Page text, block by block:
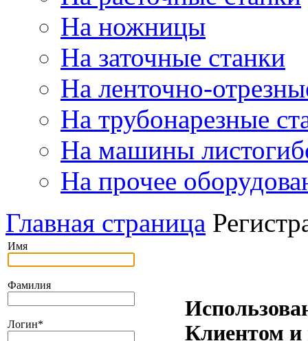
На ножницы
На заточные станки
На ленточно-
На трубонарезные
На машины
На прочее
Главная страница
Имя
Фамилия
Логин*
Клиентом и